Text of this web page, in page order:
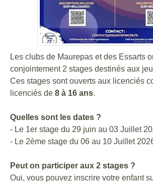
Les clubs de Maurepas et des Essarts
conjointement 2 stages destinés aux
Ces stages sont ouverts aux licenciés
licenciés de 8 à 16 ans.
Quelles sont les dates ?
- Le 1er stage du 29 juin au 03 Juillet
- Le 2ème stage du 06 au 10 Juillet
Peut on participer aux 2 stages ?
Oui, vous pouvez inscrire votre enfant